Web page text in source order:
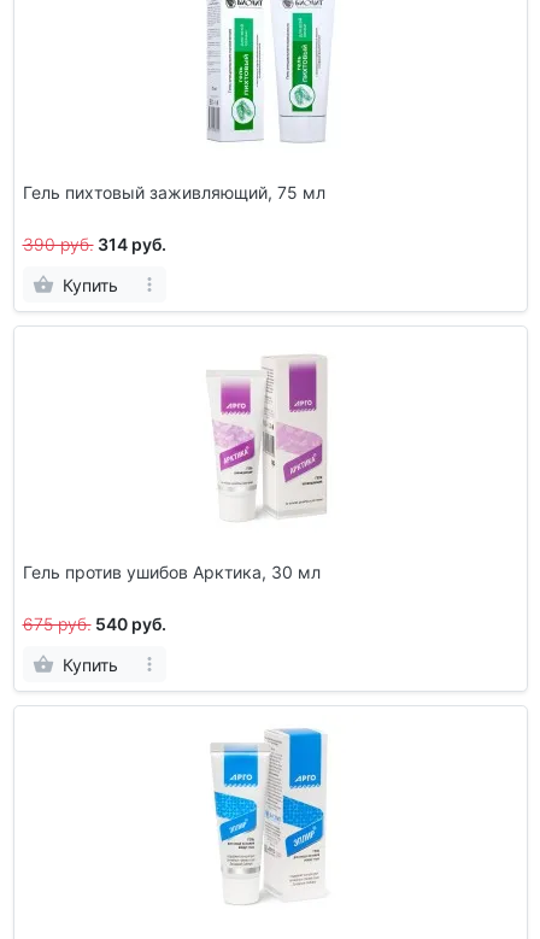
Гель пихтовый заживляющий, 75 мл
390 руб. 314 руб.
Купить
Гель против ушибов Арктика, 30 мл
675 руб. 540 руб.
Купить